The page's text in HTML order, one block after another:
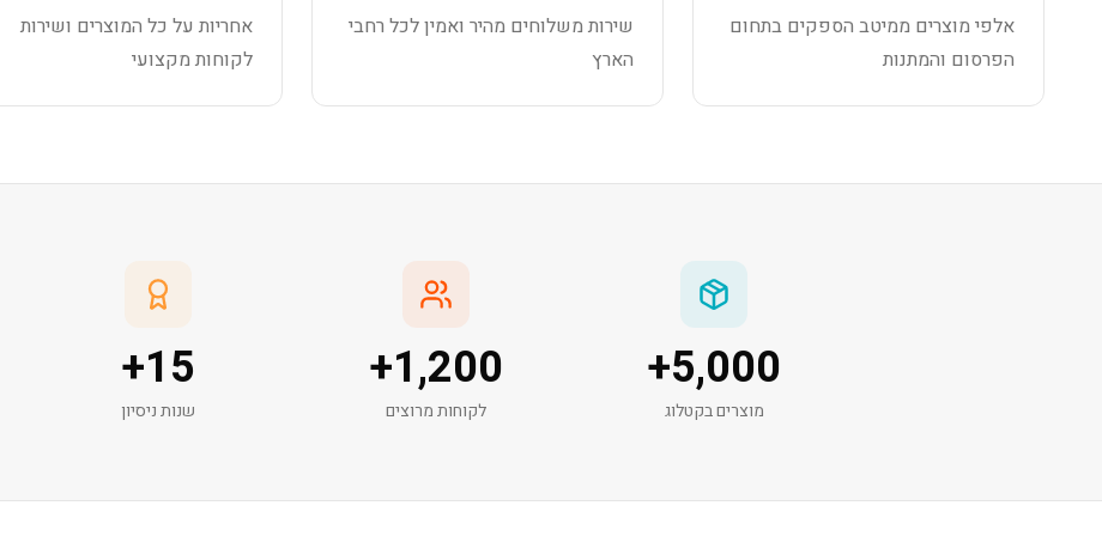
אלפי מוצרים ממיטב הספקים בתחום
הפרסום והמתנות
שירות משלוחים מהיר ואמין לכל רחבי
הארץ
אחריות על כל המוצרים ושירות
לקוחות מקצועי
5,000
+
מוצרים בקטלוג
1,200
+
לקוחות מרוצים
15
+
שנות ניסיון